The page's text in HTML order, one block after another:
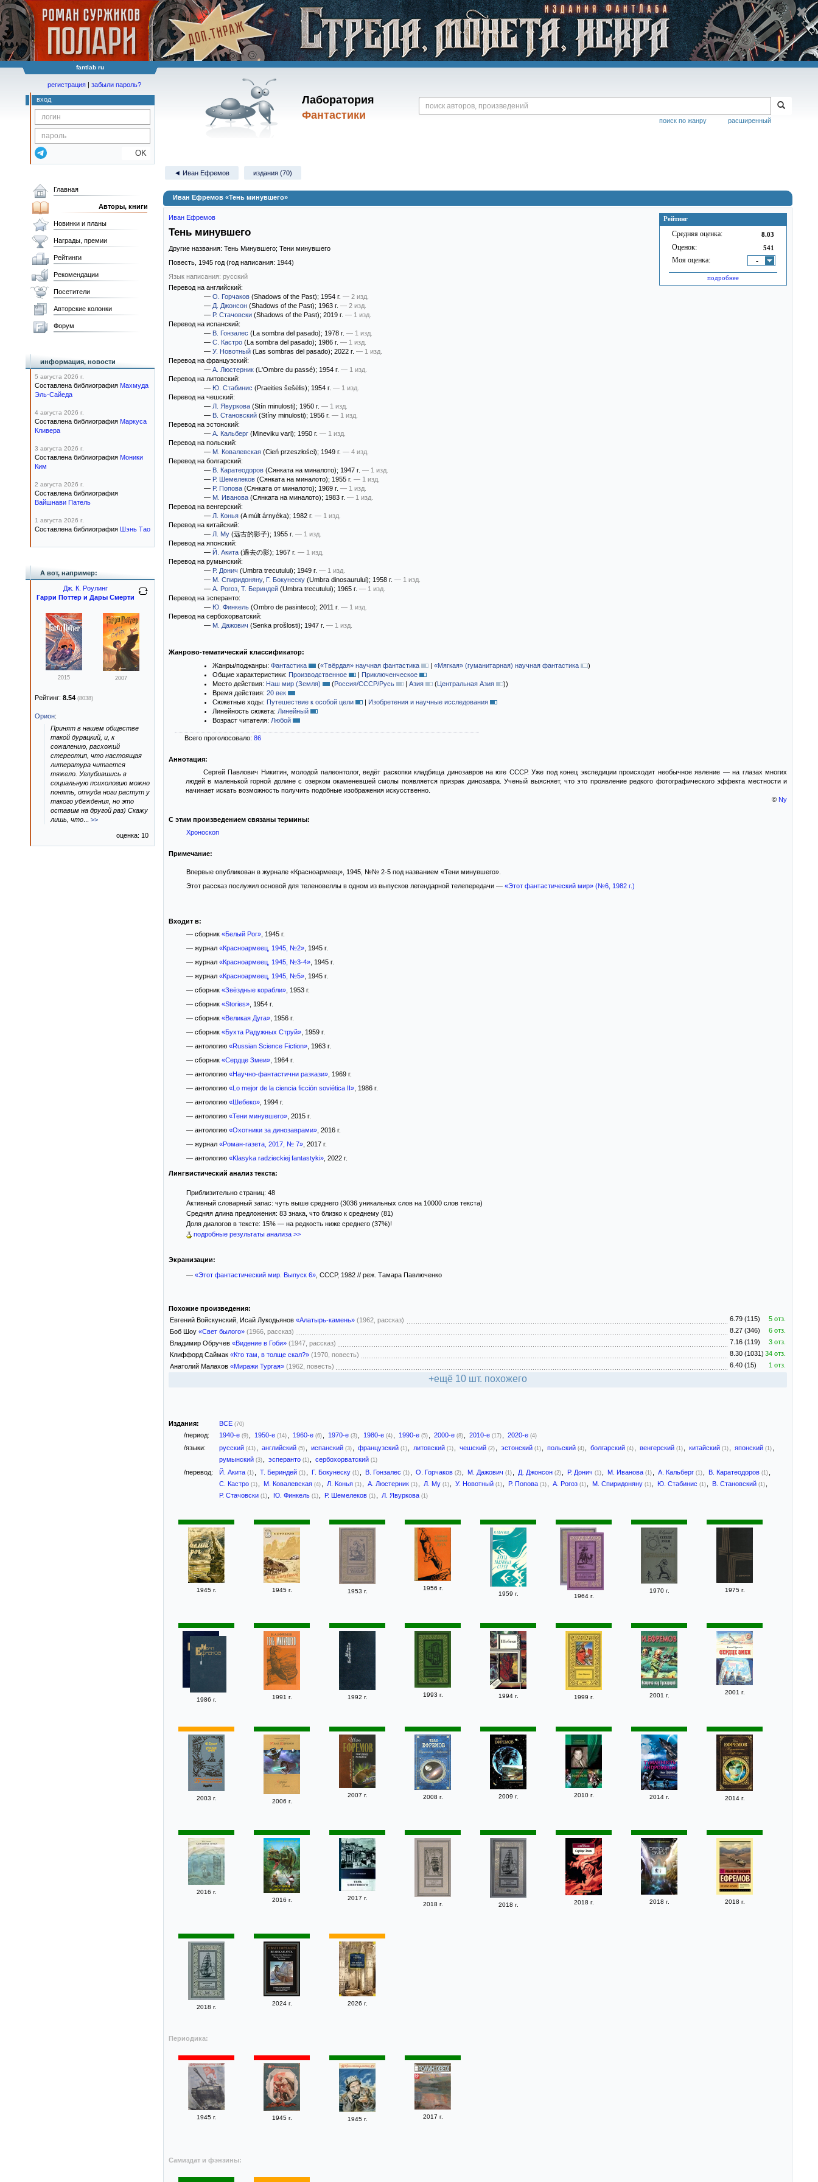
fantlab ru
Лаборатория
Фантастики
расширенный
поиск по жанру
регистрация | забыли пароль?
вход
OK
◄ Иван Ефремов издания (70)
Иван Ефремов «Тень минувшего»
Рейтинг
Средняя оценка: 8.03
Оценок: 541
Моя оценка: -
подробнее
Иван Ефремов
Тень минувшего
Другие названия: Тень Минувшего; Тени минувшего
Повесть, 1945 год (год написания: 1944)
Язык написания: русский
Перевод на английский:
— О. Горчаков (Shadows of the Past); 1954 г. — 2 изд.
— Д. Джонсон (Shadows of the Past); 1963 г. — 2 изд.
— Р. Стачовски (Shadows of the Past); 2019 г. — 1 изд.
Перевод на испанский:
— В. Гонзалес (La sombra del pasado); 1978 г. — 1 изд.
— С. Кастро (La sombra del pasado); 1986 г. — 1 изд.
— У. Новотный (Las sombras del pasado); 2022 г. — 1 изд.
Перевод на французский:
— А. Люстерник (L'Ombre du passé); 1954 г. — 1 изд.
Перевод на литовский:
— Ю. Стабинис (Praeities šešėlis); 1954 г. — 1 изд.
Перевод на чешский:
— Л. Явуркова (Stín minulosti); 1950 г. — 1 изд.
— В. Становский (Stíny minulosti); 1956 г. — 1 изд.
Перевод на эстонский:
— А. Кальберг (Mineviku vari); 1950 г. — 1 изд.
Перевод на польский:
— М. Ковалевская (Cień przeszłości); 1949 г. — 4 изд.
Перевод на болгарский:
— В. Каратеодоров (Сянката на миналото); 1947 г. — 1 изд.
— Р. Шемелеков (Сянката на миналото); 1955 г. — 1 изд.
— Р. Попова (Cянкaтa oт минaлoтo); 1969 г. — 1 изд.
— М. Иванова (Сянката на миналото); 1983 г. — 1 изд.
Перевод на венгерский:
— Л. Конья (A múlt árnyéka); 1982 г. — 1 изд.
Перевод на китайский:
— Л. Му (远古的影子); 1955 г. — 1 изд.
Перевод на японский:
— Й. Акита (過去の影); 1967 г. — 1 изд.
Перевод на румынский:
— Р. Донич (Umbra trecutului); 1949 г. — 1 изд.
— М. Спиридоняну, Г. Бокунеску (Umbra dinosaurului); 1958 г. — 1 изд.
— А. Рогоз Т. Бериндей (Umbra trecutului); 1965 г. — 1 изд.
Перевод на эсперанто:
— Ю. Финкель (Ombro de pasinteco); 2011 г. — 1 изд.
Перевод на сербохорватский:
— М. Дажович (Senka prošlosti); 1947 г. — 1 изд.
Жанрово-тематический классификатор:
Жанры/поджанры: Фантастика («Твёрдая» научная фантастика | «Мягкая» (гуманитарная) научная фантастика
)
Общие характеристики: Производственное | Приключенческое
Место действия: Наш мир (Земля) (Россия/СССР/Русь | Азия (Центральная Азия ))
Время действия: 20 век
Сюжетные ходы: Путешествие к особой цели | Изобретения и научные исследования
Линейность сюжета: Линейный
Возраст читателя: Любой
Всего проголосовало: 86
Аннотация:
Сергей Павлович Никитин, молодой палеонтолог, ведёт раскопки кладбища динозавров на юге СССР. Уже под конец экспедиции происходит необычное явление — на глазах многих
людей в маленькой горной долине с озерком окаменевшей смолы появляется призрак динозавра. Ученый выясняет, что это проявление редкого фотографического эффекта местности и
начинает искать возможность получить подобные изображения искусственно.
© Ny
С этим произведением связаны термины:
Хроноскоп
Примечание:
Впервые опубликован в журнале «Красноармеец», 1945, №№ 2-5 под названием «Тени минувшего».
Этот рассказ послужил основой для теленовеллы в одном из выпусков легендарной телепередачи — «Этот фантастический мир» (№6, 1982 г.)
Входит в:
— сборник «Белый Рог», 1945 г.
— журнал «Красноармеец, 1945, №2», 1945 г.
— журнал «Красноармеец, 1945, №3-4», 1945 г.
— журнал «Красноармеец, 1945, №5», 1945 г.
— сборник «Звёздные корабли», 1953 г.
— сборник «Stories», 1954 г.
— сборник «Великая Дуга», 1956 г.
— сборник «Бухта Радужных Струй», 1959 г.
— антологию «Russian Science Fiction», 1963 г.
— сборник «Сердце Змеи», 1964 г.
— антологию «Научно-фантастични разкази», 1969 г.
— антологию «Lo mejor de la ciencia ficción soviética II», 1986 г.
— антологию «Шебеко», 1994 г.
— антологию «Тени минувшего», 2015 г.
— антологию «Охотники за динозаврами», 2016 г.
— журнал «Роман-газета, 2017, № 7», 2017 г.
— антологию «Klasyka radzieckiej fantastyki», 2022 г.
Лингвистический анализ текста:
Приблизительно страниц: 48
Активный словарный запас: чуть выше среднего (3036 уникальных слов на 10000 слов текста)
Средняя длина предложения: 83 знака, что близко к среднему (81)
Доля диалогов в тексте: 15% — на редкость ниже среднего (37%)!
подробные результаты анализа >>
Экранизации:
— «Этот фантастический мир. Выпуск 6», СССР, 1982 // реж. Тамара Павлюченко
Похожие произведения:
Евгений Войскунский, Исай Лукодьянов «Алатырь-камень» (1962, рассказ) 6.79 (115)
5 отз.
Боб Шоу «Свет былого» (1966, рассказ) 8.27 (346)
6 отз.
Владимир Обручев «Видение в Гоби» (1947, рассказ) 7.16 (119)
3 отз.
Клиффорд Саймак «Кто там, в толще скал?» (1970, повесть) 8.30 (1031) 34 отз.
Анатолий Малахов «Миражи Тургая» (1962, повесть) 6.40 (15) 1 отз.
+ещё 10 шт. похожего
Издания: ВСЕ (70)
/период: 1940-е (9) 1950-е (14) 1960-е (6) 1970-е (3) 1980-е (4) 1990-е (5) 2000-е (8) 2010-е (17) 2020-е (4)
/языки: русский (41) английский (5) испанский (3) французский (1) литовский (1) чешский (2) эстонский (1) польский (4) болгарский (4) венгерский (1) китайский (1) японский (1)
румынский (3) эсперанто (1) сербохорватский (1)
/перевод: Й. Акита (1) Т. Бериндей (1) Г. Бокунеску (1) В. Гонзалес (1) О. Горчаков (2) М. Дажович (1) Д. Джонсон (2) Р. Донич (1) М. Иванова (1) А. Кальберг (1) В. Каратеодоров (1)
С. Кастро (1) М. Ковалевская (4) Л. Конья (1) А. Люстерник (1) Л. Му (1) У. Новотный (1) Р. Попова (1) А. Рогоз (1) М. Спиридоняну (1) Ю. Стабинис (1) В. Становский (1)
Р. Стачовски (1) Ю. Финкель (1) Р. Шемелеков (1) Л. Явуркова (1)
1945 г. 1945 г. 1953 г.
1956 г.
1959 г.
1964 г.
1970 г. 1975 г.
1986 г. 1991 г. 1992 г. 1993 г. 1994 г. 1999 г. 2001 г. 2001 г.
2003 г. 2006 г.
2007 г. 2008 г. 2009 г. 2010 г. 2014 г. 2014 г.
2016 г.
2016 г.
2017 г.
2018 г.
2018 г. 2018 г. 2018 г. 2018 г.
2018 г.
2024 г. 2026 г.
Периодика:
1945 г. 1945 г. 1945 г. 2017 г.
Самиздат и фэнзины:
Главная
Авторы, книги
Новинки и планы
Награды, премии
Рейтинги
Рекомендации
Посетители
Авторские колонки
Форум
информация, новости
5 августа 2026 г.
Составлена библиография Махмуда
Эль-Сайеда
4 августа 2026 г.
Составлена библиография Маркуса
Кливера
3 августа 2026 г.
Составлена библиография Моники
Ким
2 августа 2026 г.
Составлена библиография
Вайшнави Патель
1 августа 2026 г.
Составлена библиография Шэнь Тао
А вот, например:
Дж. К. Роулинг
Гарри Поттер и Дары Смерти
2015 2007
Рейтинг: 8.54 (8038)
Орион:
Принят в нашем обществе
такой дурацкий, и, к
сожалению, расхожий
стереотип, что настоящая
литература читается
тяжело. Углубившись в
социальную психологию можно
понять, откуда ноги растут у
такого убеждения, но это
оставим на другой раз) Скажу
лишь, что
>>
оценка: 10